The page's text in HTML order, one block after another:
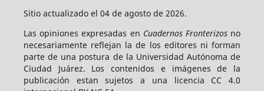
Sitio actualizado el 04 de agosto de 2026.
Las opiniones expresadas en Cuadernos Fronterizosno
necesariamente reflejan la de los editores ni forman
parte de una postura de la Universidad Autónoma de
Ciudad Juárez. Los contenidos e imágenes de la
publicación estan sujetos a una licencia CC 4.0